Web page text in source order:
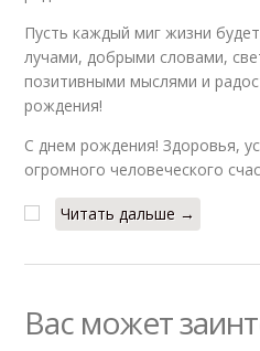
Пусть каждый миг жизни
лучами, добрыми словами,
позитивными мыслями и
рождения!
С днем рождения! Здоровья,
огромного человеческого
Читать дальше →
Вас может